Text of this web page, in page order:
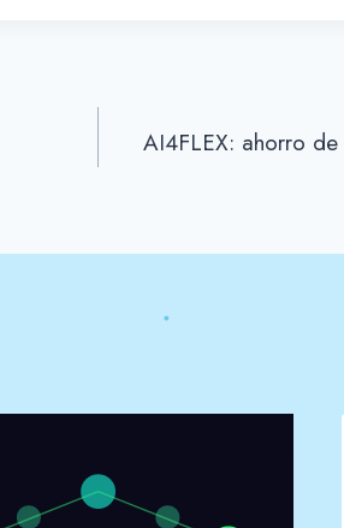
AI4FLEX: ahorro